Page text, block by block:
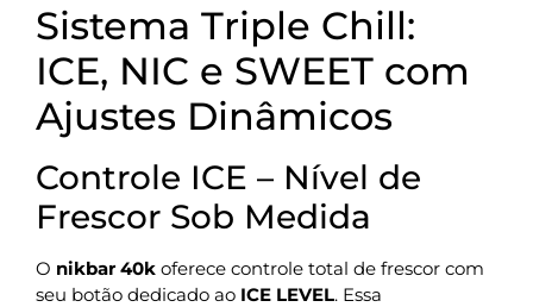
Sistema Triple Chill:
ICE, NIC e SWEET com
Ajustes Dinâmicos
Controle ICE – Nível de
Frescor Sob Medida
O nikbar 40k oferece controle total de frescor com
seu botão dedicado ao ICE LEVEL. Essa